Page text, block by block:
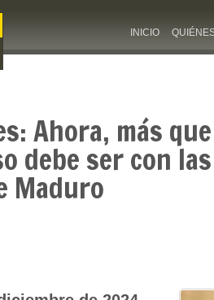
INICIO
Ahora, más
debe ser con
Maduro